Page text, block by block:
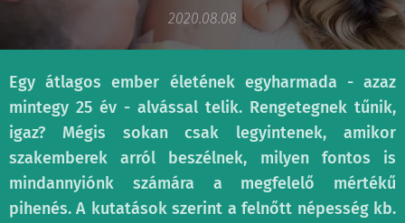
2020.08.08
Egy átlagos ember életének egyharmada - azaz
mintegy 25 év - alvással telik. Rengetegnek tűnik,
igaz? Mégis sokan csak legyintenek, amikor
szakemberek arról beszélnek, milyen fontos is
mindannyiónk számára a megfelelő mértékű
pihenés. A kutatások szerint a felnőtt népesség kb.